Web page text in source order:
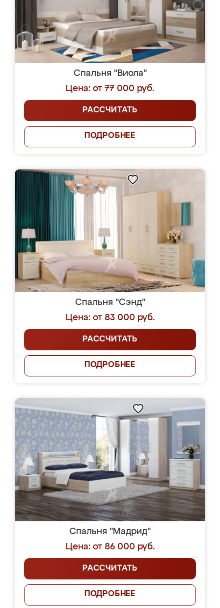
Спальня "Виола"
Цена: от 77 000 руб.
РАССЧИТАТЬ
ПОДРОБНЕЕ
Спальня "Сэнд"
Цена: от 83 000 руб.
РАССЧИТАТЬ
ПОДРОБНЕЕ
Спальня "Мадрид"
Цена: от 86 000 руб.
РАССЧИТАТЬ
ПОДРОБНЕЕ